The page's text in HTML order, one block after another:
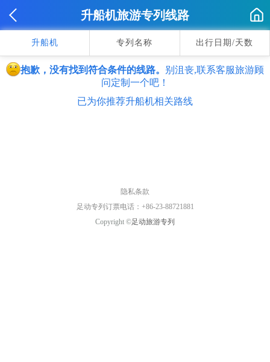
升船机旅游专列线路
升船机 专列名称 出行日期/天数
抱歉，没有找到符合条件的线路。 别沮丧,联系客服旅游顾
问定制一个吧！
已为你推荐升船机相关路线
隐私条款
足动专列订票电话：+86-23-88721881
Copyright ©足动旅游专列